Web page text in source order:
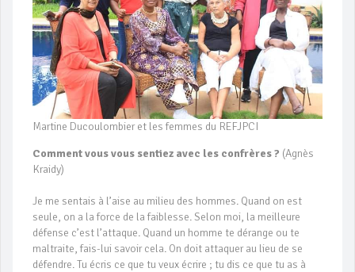
Martine Ducoulombier et les femmes du REFJPCI
Comment vous vous sentiez avec les confrères ? (Agnès
Kraidy)
Je me sentais à l’aise au milieu des hommes. Quand on est
seule, on a la force de la faiblesse. Selon moi, la meilleure
défense c’est l’attaque. Quand un homme te dérange ou te
maltraite, fais-lui savoir cela. On doit attaquer au lieu de se
défendre. Tu écris ce que tu veux écrire ; tu dis ce que tu as à